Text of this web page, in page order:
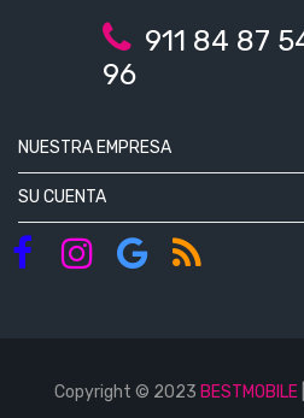
911 84 87
96
NUESTRA EMPRESA
SU CUENTA
Copyright © 2023 BESTMOBILE